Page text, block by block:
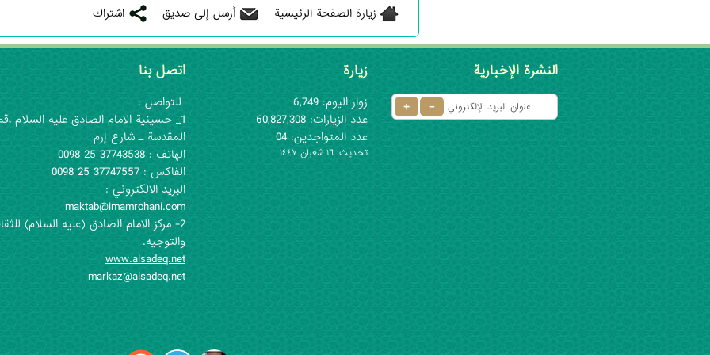
زيارة الصفحة الرئيسية أرسل إلى صديق اشتراك
النشرة الإخبارية زيارة
زوار اليوم: 6,749
عدد الزيارات: 60,827,308
عدد المتواجدين: 04
تحديث: ١٦ شعبان ١٤٤٧
اتصل بنا
للتواصل :
1_ حسينية الامام الصادق عليه السلام
المقدسة ـ شارع إرم
الهاتف : 37743538 25 0098
الفاكس : 37747557 25 0098
البريد الالكتروني :
maktab@imamrohani.com
2- مركز الامام الصادق (علیه السلام)
والتوجيه.
www.alsadeq.net
markaz@alsadeq.net